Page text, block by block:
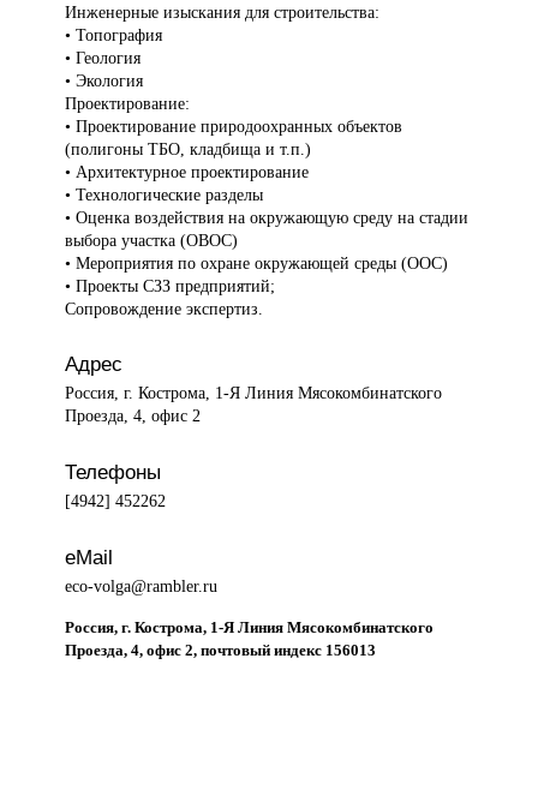
Инженерные изыскания для строительства:
• Топография
• Геология
• Экология
Проектирование:
• Проектирование природоохранных объектов
(полигоны ТБО, кладбища и т.п.)
• Архитектурное проектирование
• Технологические разделы
• Оценка воздействия на окружающую среду на стадии
выбора участка (ОВОС)
• Мероприятия по охране окружающей среды (ООС)
• Проекты СЗЗ предприятий;
Сопровождение экспертиз.
Адрес
Россия, г. Кострома, 1-Я Линия Мясокомбинатского
Проезда, 4, офис 2
Телефоны
[4942] 452262
eMail
eco-volga@rambler.ru
Россия, г. Кострома, 1-Я Линия Мясокомбинатского
Проезда, 4, офис 2, почтовый индекс 156013